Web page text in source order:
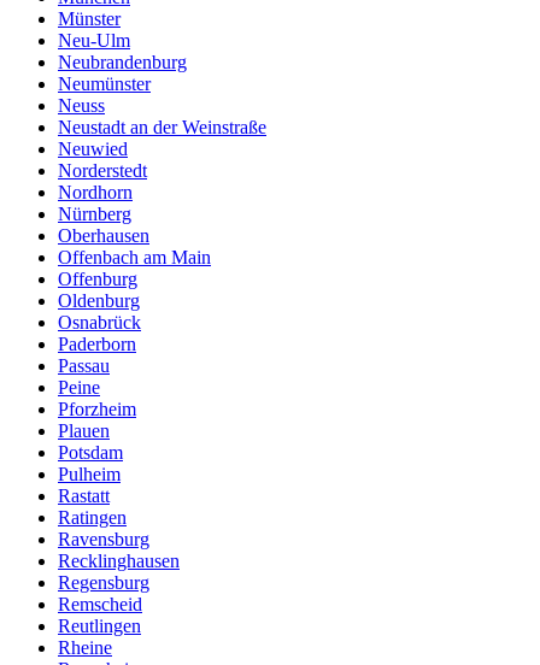
Münster
Neu-Ulm
Neubrandenburg
Neumünster
Neuss
Neustadt an der Weinstraße
Neuwied
Norderstedt
Nordhorn
Nürnberg
Oberhausen
Offenbach am Main
Offenburg
Oldenburg
Osnabrück
Paderborn
Passau
Peine
Pforzheim
Plauen
Potsdam
Pulheim
Rastatt
Ratingen
Ravensburg
Recklinghausen
Regensburg
Remscheid
Reutlingen
Rheine